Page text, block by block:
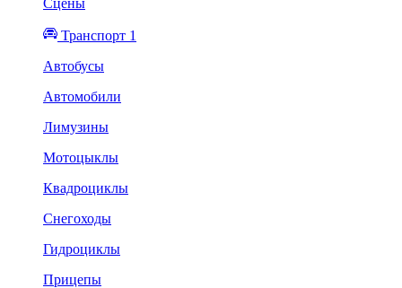
Сцены
Транспорт 1
Автобусы
Автомобили
Лимузины
Мотоцыклы
Квадроциклы
Снегоходы
Гидроциклы
Прицепы